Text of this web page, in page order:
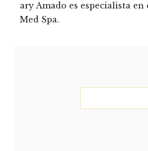
ary Amado es especialista
Med Spa.